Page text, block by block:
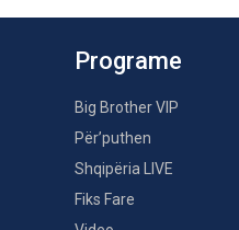
Programe
Big Brother VIP
Për’puthen
Shqipëria LIVE
Fiks Fare